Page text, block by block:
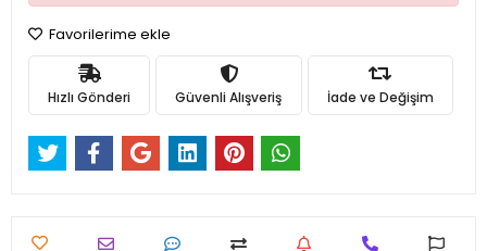
Favorilerime ekle
Hızlı Gönderi Güvenli Alışveriş İade ve Değişim